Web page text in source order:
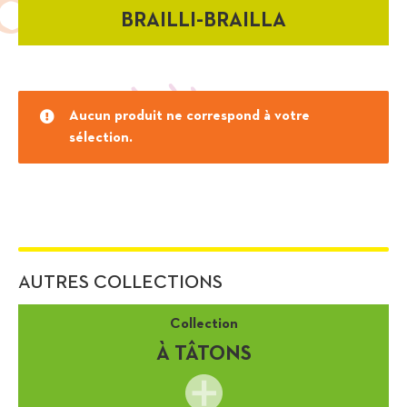
BRAILLI-BRAILLA
Aucun produit ne correspond à votre
sélection.
AUTRES COLLECTIONS
Collection
À TÂTONS